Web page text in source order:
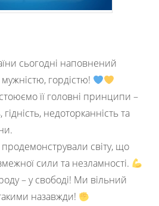
сьогодні наповнений
гордістю!
її головні принципи –
недоторканність та
світу, що
сили та незламності.
– у свободі! Ми вільний
назавжди!